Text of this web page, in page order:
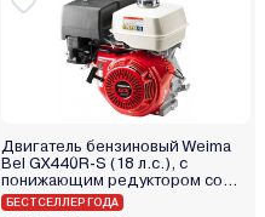
Двигатель бензиновый Weima
Bel GX440R-S (18 л.с.), с
понижающим редуктором со
сцеплением
БЕСТСЕЛЛЕР ГОДА